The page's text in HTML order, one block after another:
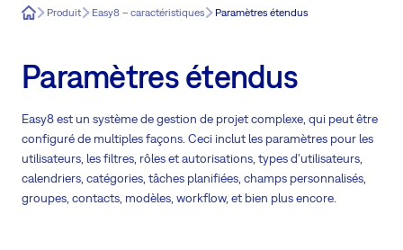
Easy8Produit Easy8 – caractéristiques Paramètres étendus
Paramètres étendus
Easy8 est un système de gestion de projet complexe, qui peut être
configuré de multiples façons. Ceci inclut les paramètres pour les
utilisateurs, les filtres, rôles et autorisations, types d'utilisateurs,
calendriers, catégories, tâches planifiées, champs personnalisés,
groupes, contacts, modèles, workflow, et bien plus encore.